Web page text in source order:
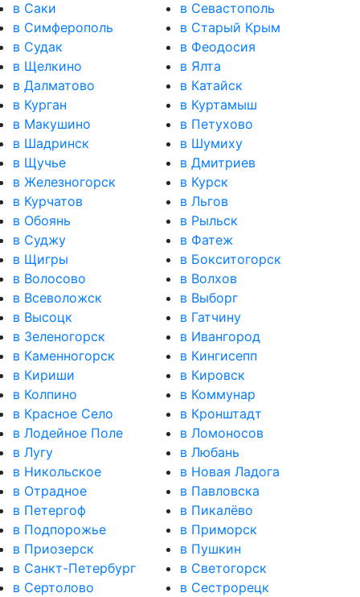
в Саки
в Севастополь
в Симферополь
в Старый Крым
в Судак
в Феодосия
в Щелкино
в Ялта
в Далматово
в Катайск
в Курган
в Куртамыш
в Макушино
в Петухово
в Шадринск
в Шумиху
в Щучье
в Дмитриев
в Железногорск
в Курск
в Курчатов
в Льгов
в Обоянь
в Рыльск
в Суджу
в Фатеж
в Щигры
в Бокситогорск
в Волосово
в Волхов
в Всеволожск
в Выборг
в Высоцк
в Гатчину
в Зеленогорск
в Ивангород
в Каменногорск
в Кингисепп
в Кириши
в Кировск
в Колпино
в Коммунар
в Красное Село
в Кронштадт
в Лодейное Поле
в Ломоносов
в Лугу
в Любань
в Никольское
в Новая Ладога
в Отрадное
в Павловска
в Петергоф
в Пикалёво
в Подпорожье
в Приморск
в Приозерск
в Пушкин
в Санкт-Петербург
в Светогорск
в Сертолово
в Сестрорецк